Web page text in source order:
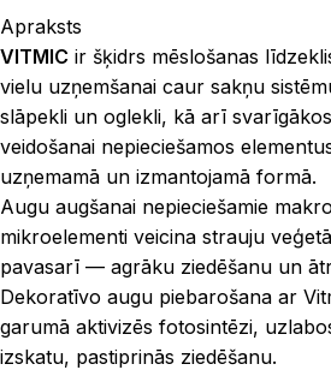
Apraksts
VITMIC ir šķidrs mēslošanas
vielu uzņemšanai caur sakņu
slāpekli un oglekli, kā arī
veidošanai nepieciešamos
uzņemamā un izmantojamā formā.
Augu augšanai nepieciešamie
mikroelementi veicina strauju
pavasarī — agrāku ziedēšanu un
Dekoratīvo augu piebarošana ar
garumā aktivizēs fotosintēzi,
izskatu, pastiprinās ziedēšanu.